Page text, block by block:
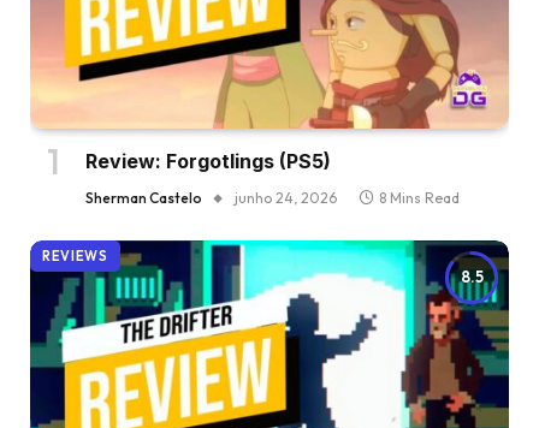
Review: Forgotlings (PS5)
Sherman Castelo junho 24, 2026 8 Mins Read
8.5
REVIEWS